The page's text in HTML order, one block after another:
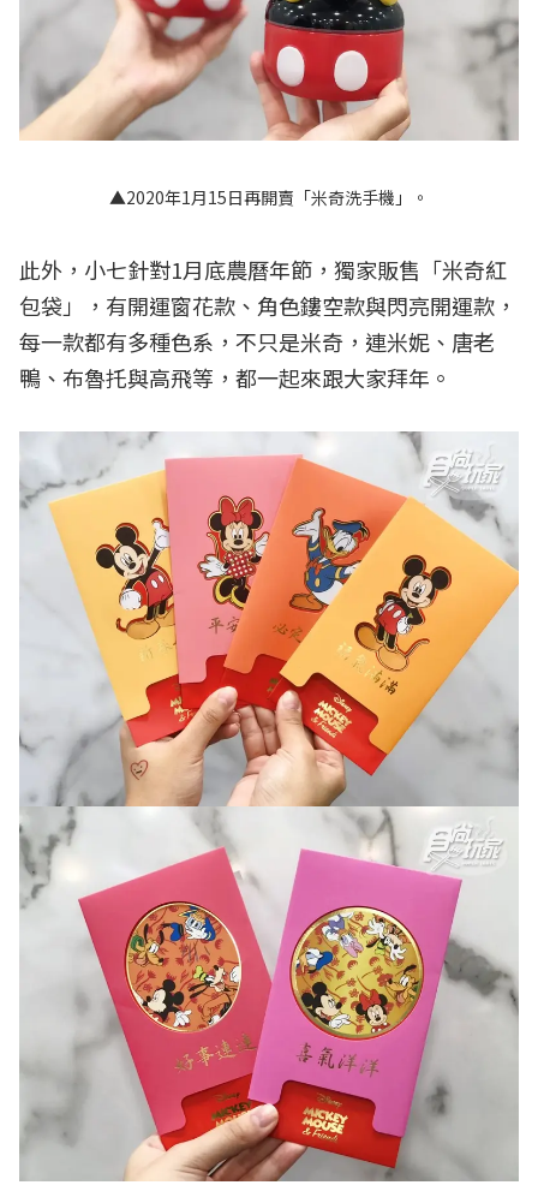
▲2020年1月15日再開賣「米奇洗手機」。
此外，小七針對1月底農曆年節，獨家販售「米奇紅
包袋」，有開運窗花款、角色鏤空款與閃亮開運款，
每一款都有多種色系，不只是米奇，連米妮、唐老
鴨、布魯托與高飛等，都一起來跟大家拜年。